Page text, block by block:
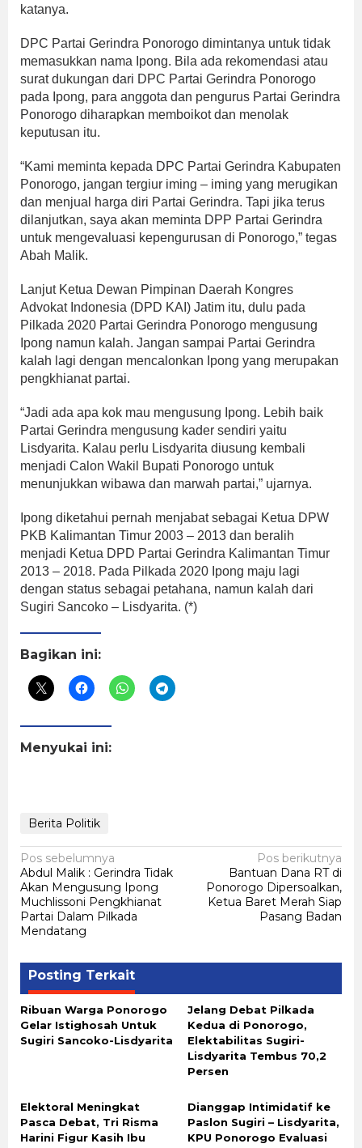
katanya.
DPC Partai Gerindra Ponorogo dimintanya untuk tidak
memasukkan nama Ipong. Bila ada rekomendasi atau
surat dukungan dari DPC Partai Gerindra Ponorogo
pada Ipong, para anggota dan pengurus Partai Gerindra
Ponorogo diharapkan memboikot dan menolak
keputusan itu.
“Kami meminta kepada DPC Partai Gerindra Kabupaten
Ponorogo, jangan tergiur iming – iming yang merugikan
dan menjual harga diri Partai Gerindra. Tapi jika terus
dilanjutkan, saya akan meminta DPP Partai Gerindra
untuk mengevaluasi kepengurusan di Ponorogo,” tegas
Abah Malik.
Lanjut Ketua Dewan Pimpinan Daerah Kongres
Advokat Indonesia (DPD KAI) Jatim itu, dulu pada
Pilkada 2020 Partai Gerindra Ponorogo mengusung
Ipong namun kalah. Jangan sampai Partai Gerindra
kalah lagi dengan mencalonkan Ipong yang merupakan
pengkhianat partai.
“Jadi ada apa kok mau mengusung Ipong. Lebih baik
Partai Gerindra mengusung kader sendiri yaitu
Lisdyarita. Kalau perlu Lisdyarita diusung kembali
menjadi Calon Wakil Bupati Ponorogo untuk
menunjukkan wibawa dan marwah partai,” ujarnya.
Ipong diketahui pernah menjabat sebagai Ketua DPW
PKB Kalimantan Timur 2003 – 2013 dan beralih
menjadi Ketua DPD Partai Gerindra Kalimantan Timur
2013 – 2018. Pada Pilkada 2020 Ipong maju lagi
dengan status sebagai petahana, namun kalah dari
Sugiri Sancoko – Lisdyarita. (*)
Bagikan ini:
Menyukai ini:
Berita Politik
Navigasi
pos
Pos sebelumnya
Abdul Malik : Gerindra Tidak
Akan Mengusung Ipong
Muchlissoni Pengkhianat
Partai Dalam Pilkada
Mendatang
Pos berikutnya
Bantuan Dana RT di
Ponorogo Dipersoalkan,
Ketua Baret Merah Siap
Pasang Badan
Posting Terkait
Ribuan Warga Ponorogo
Gelar Istighosah Untuk
Sugiri Sancoko-Lisdyarita
Jelang Debat Pilkada
Kedua di Ponorogo,
Elektabilitas Sugiri-
Lisdyarita Tembus 70,2
Persen
Elektoral Meningkat
Pasca Debat, Tri Risma
Harini Figur Kasih Ibu
Dianggap Intimidatif ke
Paslon Sugiri – Lisdyarita,
KPU Ponorogo Evaluasi